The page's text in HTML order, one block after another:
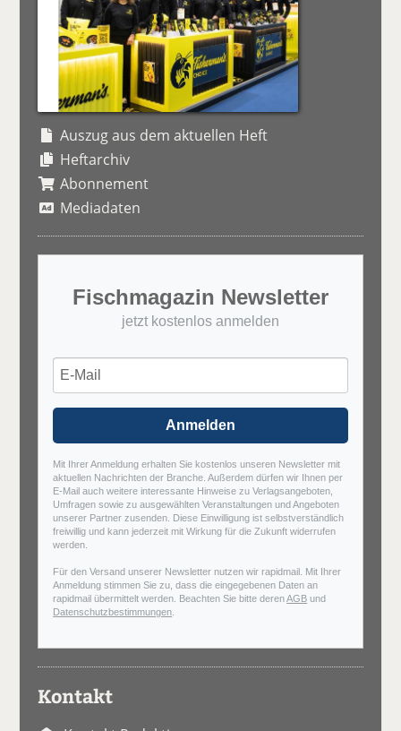
Auszug aus dem aktuellen Heft
Heftarchiv
Abonnement
Mediadaten
Fischmagazin Newsletter
jetzt kostenlos anmelden
Anmelden
Mit Ihrer Anmeldung erhalten Sie kostenlos unseren Newsletter mit
aktuellen Nachrichten der Branche. Außerdem dürfen wir Ihnen per
E-Mail auch weitere interessante Hinweise zu Verlagsangeboten,
Umfragen sowie zu ausgewählten Veranstaltungen und Angeboten
unserer Partner zusenden. Diese Einwilligung ist selbstverständlich
freiwillig und kann jederzeit mit Wirkung für die Zukunft widerrufen
werden.
Für den Versand unserer Newsletter nutzen wir rapidmail. Mit Ihrer
Anmeldung stimmen Sie zu, dass die eingegebenen Daten an
rapidmail übermittelt werden. Beachten Sie bitte derenAGB und
Datenschutzbestimmungen
Kontakt